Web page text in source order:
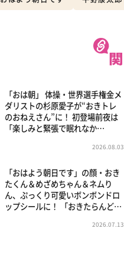
「おは朝」 体操・世界選手権金メ
ダリストの杉原愛子が“おきトレ
のおねえさん”に！ 初登場前夜は
「楽しみと緊張で眠れなか…
2026.08.03
「おはよう朝日です」の顔・おき
たくん＆めざめちゃん＆ネムり
ん、ぷっくり可愛いボンボンドロ
ップシールに！ 「おきたらんど…
2026.07.13